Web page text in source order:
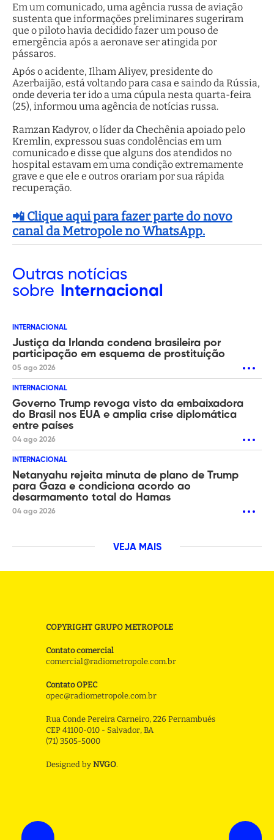
Em um comunicado, uma agência russa de aviação
sustenta que informações preliminares sugeriram
que o piloto havia decidido fazer um pouso de
emergência após a aeronave ser atingida por
pássaros.
Após o acidente, Ilham Aliyev, presidente do
Azerbaijão, está voltando para casa e saindo da Rússia,
onde deveria ter ido a uma cúpula nesta quarta-feira
(25), informou uma agência de notícias russa.
Ramzan Kadyrov, o líder da Chechênia apoiado pelo
Kremlin, expressou suas condolências em um
comunicado e disse que alguns dos atendidos no
hospital estavam em uma condição extremamente
grave e que ele e outros orariam por sua rápida
recuperação.
📲 Clique aqui para fazer parte do novo
canal da Metropole no WhatsApp.
Outras notícias
sobre
Internacional
INTERNACIONAL
Justiça da Irlanda condena brasileira por
participação em esquema de prostituição
05 ago 2026
INTERNACIONAL
Governo Trump revoga visto da embaixadora
do Brasil nos EUA e amplia crise diplomática
entre países
04 ago 2026
INTERNACIONAL
Netanyahu rejeita minuta de plano de Trump
para Gaza e condiciona acordo ao
desarmamento total do Hamas
04 ago 2026
VEJA MAIS
COPYRIGHT GRUPO METROPOLE
Contato comercial
comercial@radiometropole.com.br
Contato OPEC
opec@radiometropole.com.br
Rua Conde Pereira Carneiro, 226 Pernambués
CEP 41100-010 - Salvador, BA
(71) 3505-5000
Designed by NVGO.